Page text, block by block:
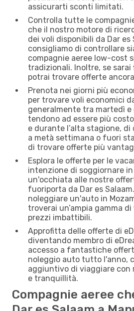
assicurarti sconti limitati.
Controlla tutte le
che il nostro motore di
dei voli disponibili da Dar es
consigliamo di controllare
compagnie aeree low-cost
tradizionali. Inoltre, se
potrai trovare offerte
Prenota nei giorni più
per trovare voli economici
generalmente tra martedì
tendono ad essere più
e durante l’alta stagione,
a metà settimana o fuori
di trovare offerte più
Esplora le offerte per le
intenzione di soggiornare
un'occhiata alle nostre
fuoriporta da Dar es
noleggiare un'auto in
troverai un’ampia gamma
prezzi imbattibili.
Approfitta delle offerte di
diventando membro di
accesso a fantastiche
noleggio auto tutto l'anno,
aggiuntivo di viaggiare con
e tranquillità.
Compagnie aeree